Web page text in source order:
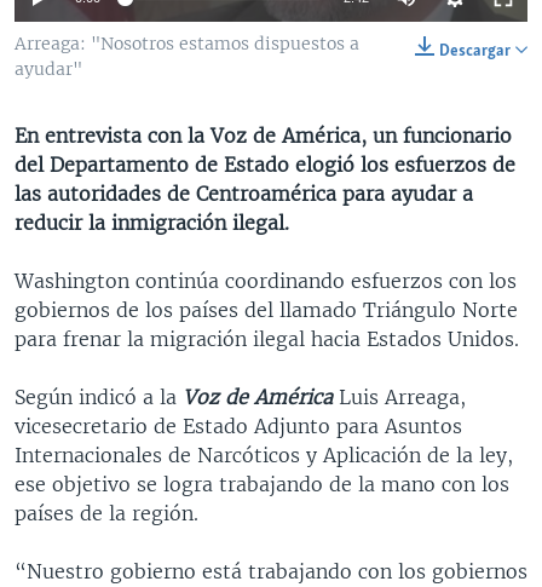
VENEZUELA
BRASIL
NICARAGUA
ECONOMÍA
ENTRETENIMIENTO Y CULTURA
DEPORTES
CIENCIA Y SALUD
MULTIMEDIA
VIDEOS
AUDIOS
PROGRAMAS TV
FORO INTERAMERICANO
VISIÓN 360
PANORAMA
AVANCE INFORMATIVO
AUDIONOTICIAS
BUENOS DÍAS AMÉRICA
ESTADOS UNIDOS AL DÍA
EL MUNDO AL DÍA [RADIO]
DEPORTIVO INTERNACIONAL
NOTA ECONÓMICA
ENTRETENIMIENTO
DIRECT
DOCUMENTALES DE LA VOA
SÍGANOS
Idiomas
Descargar
Arreaga: "Nosotros estamos dispuestos a
ayudar"
En entrevista con la Voz de América, un funcionario
del Departamento de Estado elogió los esfuerzos de
las autoridades de Centroamérica para ayudar a
reducir la inmigración ilegal.
Washington continúa coordinando esfuerzos con los
gobiernos de los países del llamado Triángulo Norte
para frenar la migración ilegal hacia Estados Unidos.
Según indicó a la Voz de AméricaLuis Arreaga,
vicesecretario de Estado Adjunto para Asuntos
Internacionales de Narcóticos y Aplicación de la ley,
ese objetivo se logra trabajando de la mano con los
países de la región.
“Nuestro gobierno está trabajando con los gobiernos